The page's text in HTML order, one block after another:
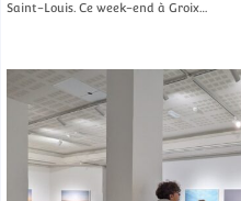
Saint-Louis. Ce week-end à Groix…